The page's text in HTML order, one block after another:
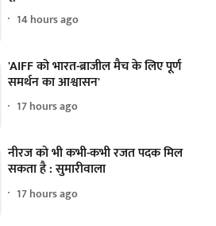
14 hours ago
'AIFF को भारत-ब्राजील मैच के लिए पूर्ण
समर्थन का आश्वासन'
17 hours ago
नीरज को भी कभी-कभी रजत पदक मिल
सकता है : सुमारीवाला
17 hours ago